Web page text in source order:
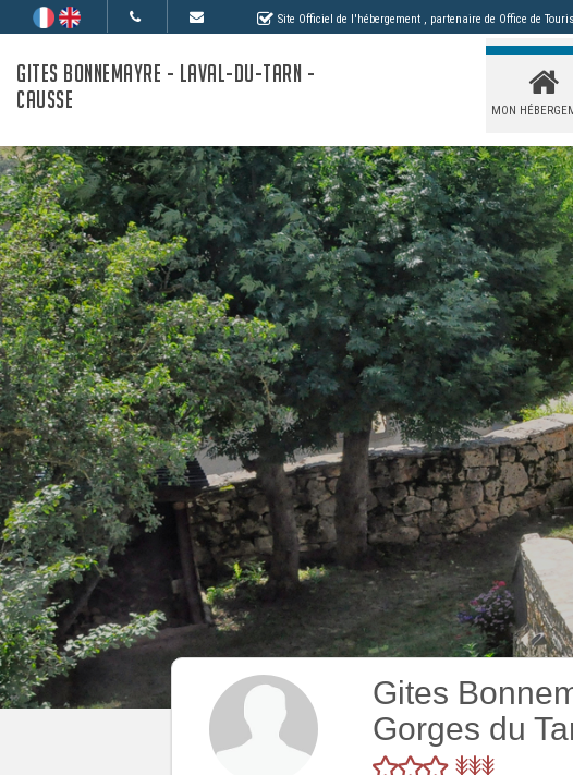
Site Officiel de l'hébergement , partenaire de Office de
GITES BONNEMAYRE - LAVAL-DU-TARN -
CAUSSE
MON
Gites
Gorges du